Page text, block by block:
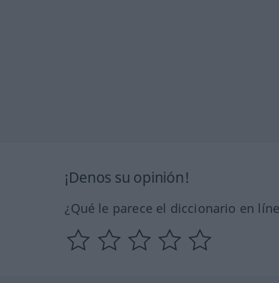
¡Denos su opinión!
¿Qué le parece el diccionario en